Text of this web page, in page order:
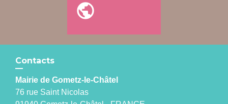
public
Contacts
Mairie de Gometz-le-Châtel
76 rue Saint Nicolas